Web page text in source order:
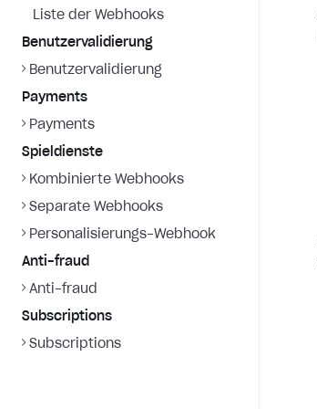
Liste der Webhooks
Benutzervalidierung
Benutzervalidierung
Payments
Payments
Spieldienste
Kombinierte Webhooks
Separate Webhooks
Personalisierungs-Webhook
Anti-fraud
Anti-fraud
Subscriptions
Subscriptions